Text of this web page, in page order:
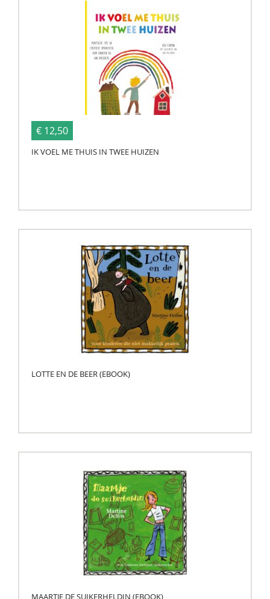
€ 12,50
IK VOEL ME THUIS IN TWEE HUIZEN
LOTTE EN DE BEER (EBOOK)
MAARTJE DE SUIKERHELDIN (EBOOK)